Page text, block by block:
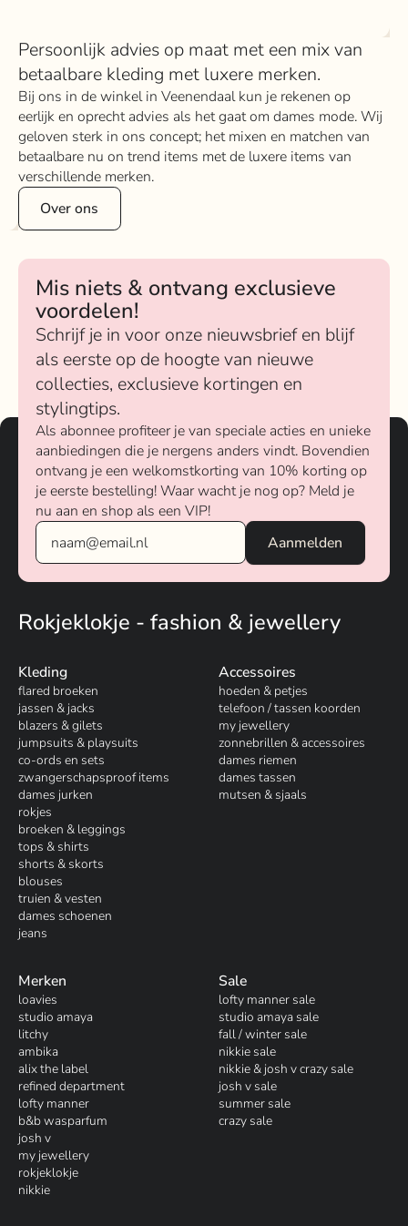
Persoonlijk advies op maat met een mix van
betaalbare kleding met luxere merken.
Bij ons in de winkel in Veenendaal kun je rekenen op
eerlijk en oprecht advies als het gaat om dames mode. Wij
geloven sterk in ons concept; het mixen en matchen van
betaalbare nu on trend items met de luxere items van
verschillende merken.
Over ons
Mis niets & ontvang exclusieve
voordelen!
Schrijf je in voor onze nieuwsbrief en blijf
als eerste op de hoogte van nieuwe
collecties, exclusieve kortingen en
stylingtips.
Als abonnee profiteer je van speciale acties en unieke
aanbiedingen die je nergens anders vindt. Bovendien
ontvang je een welkomstkorting van 10% korting op
je eerste bestelling! Waar wacht je nog op? Meld je
nu aan en shop als een VIP!
Rokjeklokje - fashion & jewellery
Kleding
flared broeken
jassen & jacks
blazers & gilets
jumpsuits & playsuits
co-ords en sets
zwangerschapsproof items
dames jurken
rokjes
broeken & leggings
tops & shirts
shorts & skorts
blouses
truien & vesten
dames schoenen
jeans
Accessoires
hoeden & petjes
telefoon / tassen koorden
my jewellery
zonnebrillen & accessoires
dames riemen
dames tassen
mutsen & sjaals
Merken
loavies
studio amaya
litchy
ambika
alix the label
refined department
lofty manner
b&b wasparfum
josh v
my jewellery
rokjeklokje
nikkie
Sale
lofty manner sale
studio amaya sale
fall / winter sale
nikkie sale
nikkie & josh v crazy sale
josh v sale
summer sale
crazy sale